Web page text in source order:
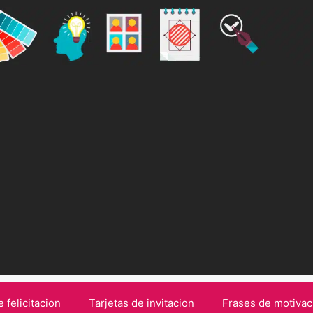
felicitacion Tarjetas de invitacion Frases de